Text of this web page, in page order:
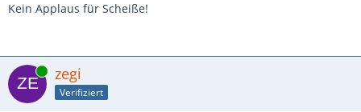
Kein Applaus für Scheiße!
Online zegi
Verifiziert